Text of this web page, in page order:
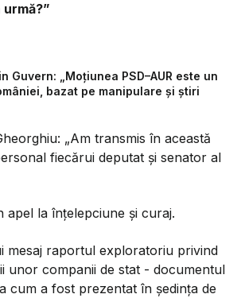
Guvern: „Moțiunea PSD–AUR este un
bazat pe manipulare și știri
„Am transmis în această
fiecărui deputat și senator al
apel la înțelepciune și curaj.
mesaj raportul exploratoriu privind
unor companii de stat - documentul
cum a fost prezentat în ședința de